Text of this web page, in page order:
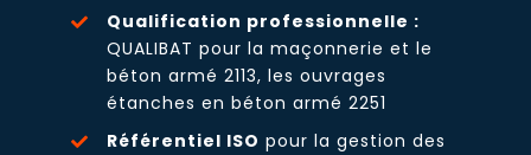
Qualification professionnelle :
QUALIBAT pour la maçonnerie et le
béton armé 2113, les ouvrages
étanches en béton armé 2251
Référentiel ISO pour la gestion des